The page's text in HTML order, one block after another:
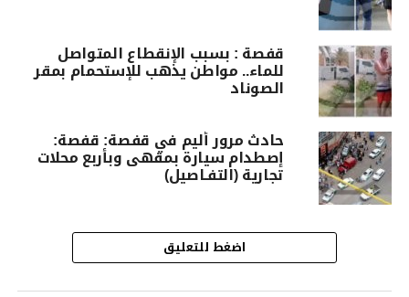
قفصة : بسبب الإنقطاع المتواصل
للماء.. مواطن يذهب للإستحمام بمقر
الصوناد
حادث مرور أليم في قفصة: قفصة:
إصطدام سيارة بمقهى وبأربع محلات
تجارية (التفـاصيل)
اضغط للتعليق